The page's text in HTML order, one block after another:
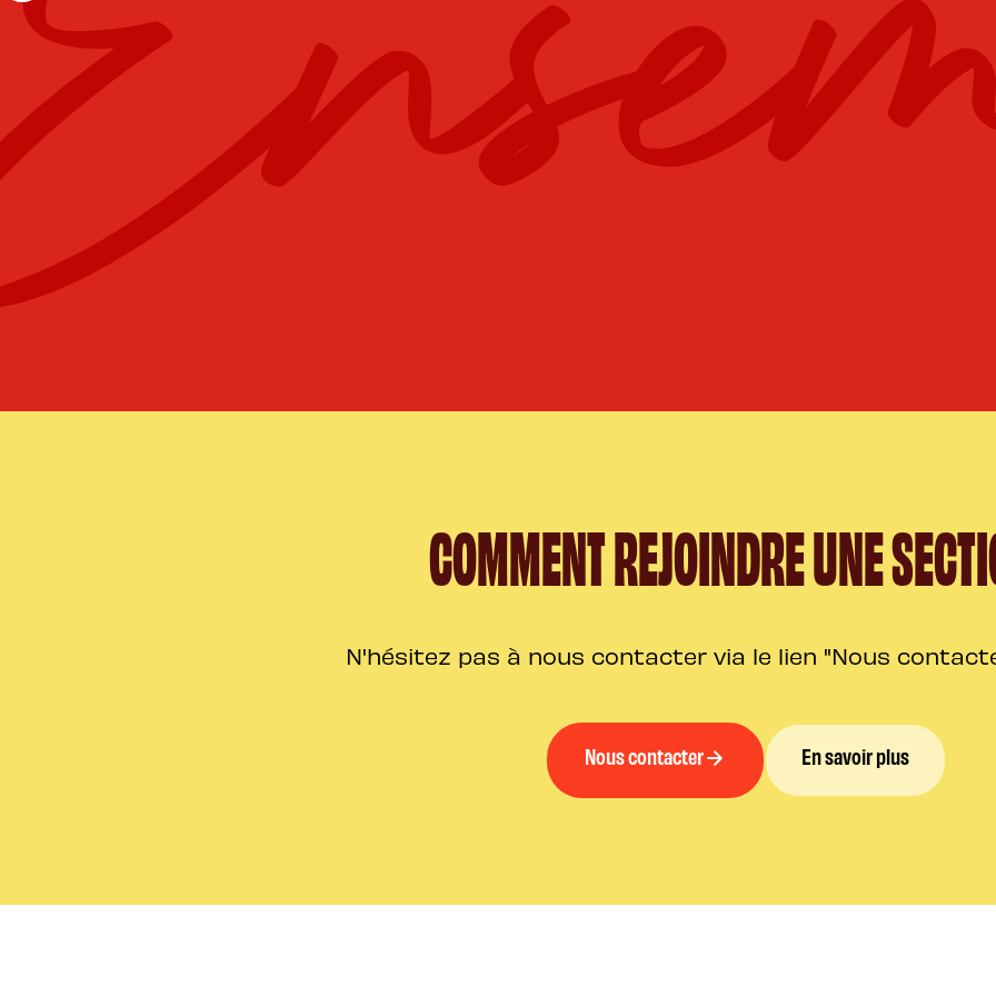
DÉCOUVRIR DÉCOUVRIR
COMMENT REJOINDRE UNE
N'hésitez pas à nous contacter via le lien "Nous
Nous contacter En savoir plus